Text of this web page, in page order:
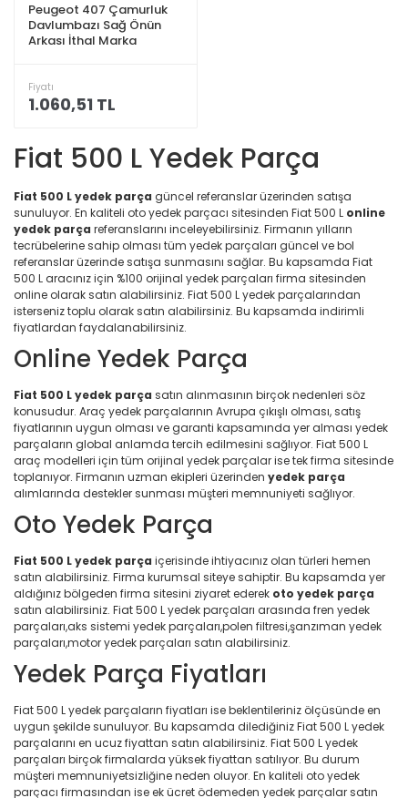
Peugeot 407 Çamurluk
Davlumbazı Sağ Önün
Arkası İthal Marka
Fiyatı
1.060,51 TL
Fiat 500 L Yedek Parça
Fiat 500 L yedek parça güncel referanslar üzerinden satışa
sunuluyor. En kaliteli oto yedek parçacı sitesinden Fiat 500 L online
yedek parça referanslarını inceleyebilirsiniz. Firmanın yılların
tecrübelerine sahip olması tüm yedek parçaları güncel ve bol
referanslar üzerinde satışa sunmasını sağlar. Bu kapsamda Fiat
500 L aracınız için %100 orijinal yedek parçaları firma sitesinden
online olarak satın alabilirsiniz. Fiat 500 L yedek parçalarından
isterseniz toplu olarak satın alabilirsiniz. Bu kapsamda indirimli
fiyatlardan faydalanabilirsiniz.
Online Yedek Parça
Fiat 500 L yedek parça satın alınmasının birçok nedenleri söz
konusudur. Araç yedek parçalarının Avrupa çıkışlı olması, satış
fiyatlarının uygun olması ve garanti kapsamında yer alması yedek
parçaların global anlamda tercih edilmesini sağlıyor. Fiat 500 L
araç modelleri için tüm orijinal yedek parçalar ise tek firma sitesinde
toplanıyor. Firmanın uzman ekipleri üzerinden yedek parça
alımlarında destekler sunması müşteri memnuniyeti sağlıyor.
Oto Yedek Parça
Fiat 500 L yedek parça içerisinde ihtiyacınız olan türleri hemen
satın alabilirsiniz. Firma kurumsal siteye sahiptir. Bu kapsamda yer
aldığınız bölgeden firma sitesini ziyaret ederek oto yedek parça
satın alabilirsiniz. Fiat 500 L yedek parçaları arasında fren yedek
parçaları,aks sistemi yedek parçaları,polen filtresi,şanzıman yedek
parçaları,motor yedek parçaları satın alabilirsiniz.
Yedek Parça Fiyatları
Fiat 500 L yedek parçaların fiyatları ise beklentileriniz ölçüsünde en
uygun şekilde sunuluyor. Bu kapsamda dilediğiniz Fiat 500 L yedek
parçalarını en ucuz fiyattan satın alabilirsiniz. Fiat 500 L yedek
parçaları birçok firmalarda yüksek fiyattan satılıyor. Bu durum
müşteri memnuniyetsizliğine neden oluyor. En kaliteli oto yedek
parçacı firmasından ise ek ücret ödemeden yedek parçalar satın